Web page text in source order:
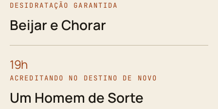
DESIDRATAÇÃO GARANTIDA
Beijar e Chorar
19h
ACREDITANDO NO DESTINO DE NOVO
Um Homem de Sorte